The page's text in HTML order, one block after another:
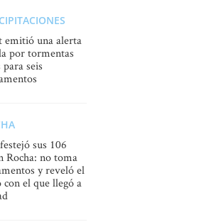
emitió una alerta
por tormentas
seis
sus 106
Rocha: no toma
y reveló el
con el que llegó a